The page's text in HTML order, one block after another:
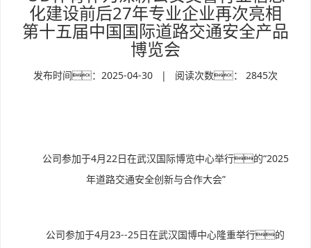
化建设前后27年专业企业再次亮相
第十五届中国国际道路交通安全产品
博览会
发布时间：2025-04-30 | 阅读次数： 2845次
公司参加于4月22日在武汉国际博览中心举行的“2025
年道路交通安全创新与合作大会”
公司参加于4月23--25日在武汉国博中心隆重举行的